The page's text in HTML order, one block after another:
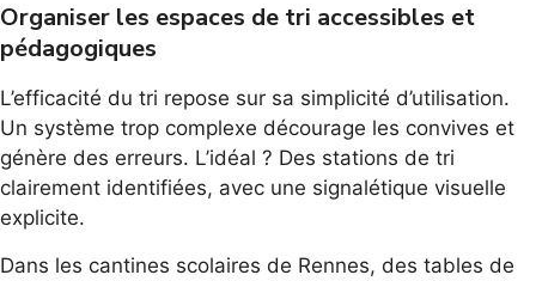
Organiser les espaces de tri accessibles et
pédagogiques
L’efficacité du tri repose sur sa simplicité d’utilisation.
Un système trop complexe décourage les convives et
génère des erreurs. L’idéal ? Des stations de tri
clairement identifiées, avec une signalétique visuelle
explicite.
Dans les cantines scolaires de Rennes, des tables de